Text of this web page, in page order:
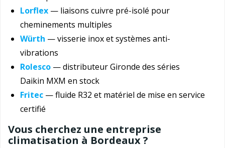
Lorflex — liaisons cuivre pré-isolé pour
cheminements multiples
Würth — visserie inox et systèmes anti-
vibrations
Rolesco — distributeur Gironde des séries
Daikin MXM en stock
Fritec — fluide R32 et matériel de mise en service
certifié
Vous cherchez une entreprise
climatisation à Bordeaux ?